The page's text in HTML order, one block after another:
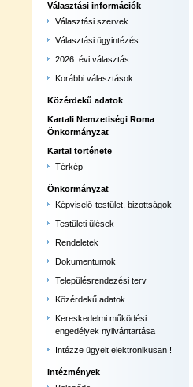
Választási információk
Választási szervek
Választási ügyintézés
2026. évi választás
Korábbi választások
Közérdekű adatok
Kartali Nemzetiségi Roma
Önkormányzat
Kartal története
Térkép
Önkormányzat
Képviselő-testület, bizottságok
Testületi ülések
Rendeletek
Dokumentumok
Településrendezési terv
Közérdekű adatok
Kereskedelmi működési
engedélyek nyilvántartása
Intézze ügyeit elektronikusan !
Intézmények